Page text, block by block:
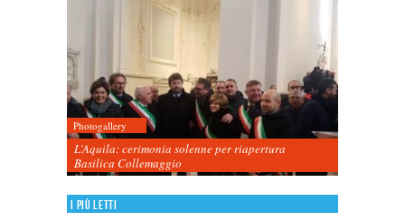
Photogallery
L’Aquila: cerimonia solenne per riapertura
Basilica Collemaggio
I più letti